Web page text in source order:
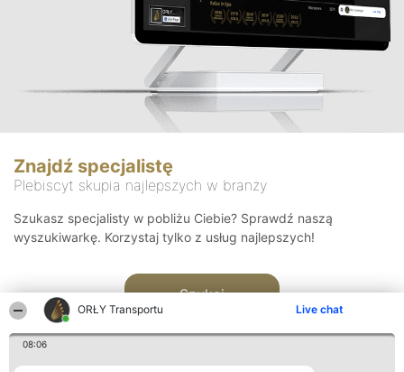
ORŁY Transportu Live chat
08:06
Znajdź specjalistę
Plebiscyt skupia najlepszych w branży
Szukasz specjalisty w pobliżu Ciebie? Sprawdź naszą
wyszukiwarkę. Korzystaj tylko z usług najlepszych!
Szukaj